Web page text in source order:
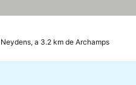
Neydens, a 3.2 km de Archamps